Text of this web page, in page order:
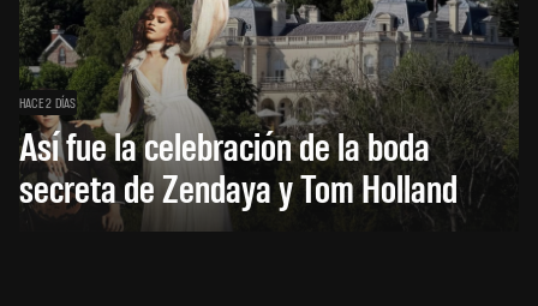
HACE 2 DÍAS
Así fue la celebración de la boda
secreta de Zendaya y Tom Holland